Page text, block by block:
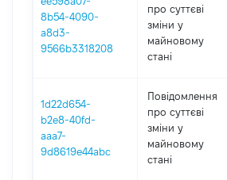
8b54-4090-
a8d3-
9566b3318208
про суттєві
зміни y
майновому
стані
1d22d654-
b2e8-40fd-
aaa7-
9d8619e44abc
Повідомлення
про суттєві
зміни y
майновому
стані